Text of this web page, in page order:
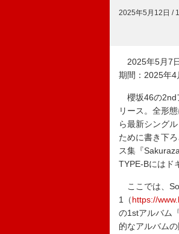
2025年5月12日 /
2025年5月7
期間：2025年4
櫻坂46の2nd
リース。全形
ら最新シング
ために書き下
ス集 『
TYPE-Bにはド
ここでは、
1（https://
の1stアルバム
的なアルバム